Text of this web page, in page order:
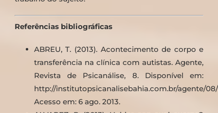
Referências bibliográficas
ABREU, T. (2013). Acontecimento de corpo e
transferência na clínica com autistas. Agente,
Revista de Psicanálise, 8. Disponível em:
http://institutopsicanalisebahia.com.br/agente/
Acesso em: 6 ago. 2013.